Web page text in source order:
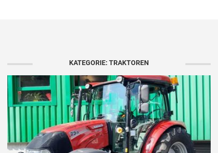
KATEGORIE: TRAKTOREN